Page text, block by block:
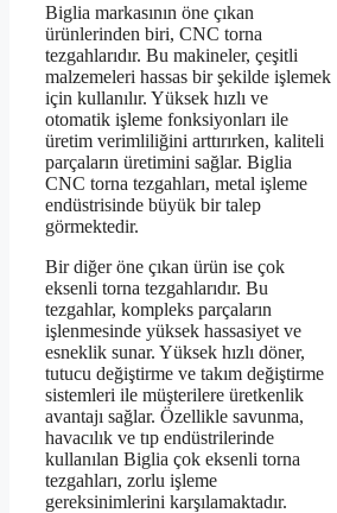
Biglia markasının öne çıkan
ürünlerinden biri, CNC torna
tezgahlarıdır. Bu makineler, çeşitli
malzemeleri hassas bir şekilde işlemek
için kullanılır. Yüksek hızlı ve
otomatik işleme fonksiyonları ile
üretim verimliliğini arttırırken, kaliteli
parçaların üretimini sağlar. Biglia
CNC torna tezgahları, metal işleme
endüstrisinde büyük bir talep
görmektedir.
Bir diğer öne çıkan ürün ise çok
eksenli torna tezgahlarıdır. Bu
tezgahlar, kompleks parçaların
işlenmesinde yüksek hassasiyet ve
esneklik sunar. Yüksek hızlı döner,
tutucu değiştirme ve takım değiştirme
sistemleri ile müşterilere üretkenlik
avantajı sağlar. Özellikle savunma,
havacılık ve tıp endüstrilerinde
kullanılan Biglia çok eksenli torna
tezgahları, zorlu işleme
gereksinimlerini karşılamaktadır.